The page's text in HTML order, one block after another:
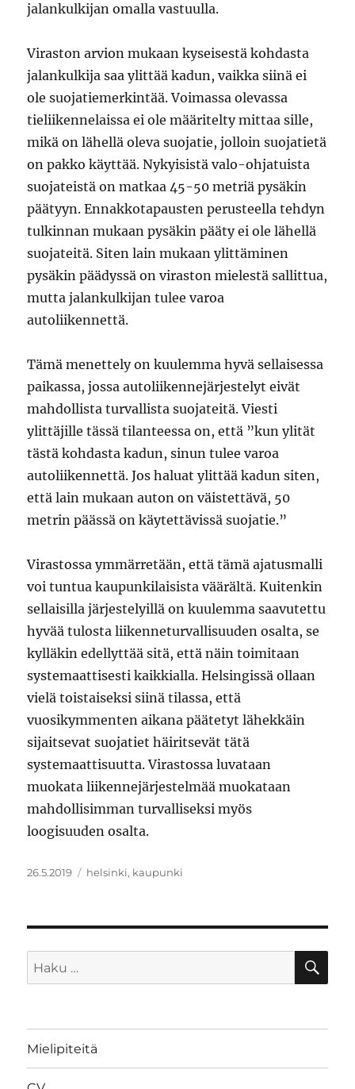
jalankulkijan omalla vastuulla.
Viraston arvion mukaan kyseisestä kohdasta
jalankulkija saa ylittää kadun, vaikka siinä ei
ole suojatiemerkintää. Voimassa olevassa
tieliikennelaissa ei ole määritelty mittaa sille,
mikä on lähellä oleva suojatie, jolloin suojatietä
on pakko käyttää. Nykyisistä valo-ohjatuista
suojateistä on matkaa 45-50 metriä pysäkin
päätyyn. Ennakkotapausten perusteella tehdyn
tulkinnan mukaan pysäkin pääty ei ole lähellä
suojateitä. Siten lain mukaan ylittäminen
pysäkin päädyssä on viraston mielestä sallittua,
mutta jalankulkijan tulee varoa
autoliikennettä.
Tämä menettely on kuulemma hyvä sellaisessa
paikassa, jossa autoliikennejärjestelyt eivät
mahdollista turvallista suojateitä. Viesti
ylittäjille tässä tilanteessa on, että ”kun ylität
tästä kohdasta kadun, sinun tulee varoa
autoliikennettä. Jos haluat ylittää kadun siten,
että lain mukaan auton on väistettävä, 50
metrin päässä on käytettävissä suojatie.”
Virastossa ymmärretään, että tämä ajatusmalli
voi tuntua kaupunkilaisista väärältä. Kuitenkin
sellaisilla järjestelyillä on kuulemma saavutettu
hyvää tulosta liikenneturvallisuuden osalta, se
kylläkin edellyttää sitä, että näin toimitaan
systemaattisesti kaikkialla. Helsingissä ollaan
vielä toistaiseksi siinä tilassa, että
vuosikymmenten aikana päätetyt lähekkäin
sijaitsevat suojatiet häiritsevät tätä
systemaattisuutta. Virastossa luvataan
muokata liikennejärjestelmää muokataan
mahdollisimman turvalliseksi myös
loogisuuden osalta.
Julkaistu
26.5.2019 Avainsanat
helsinki, kaupunki
Etsi:
Mielipiteitä